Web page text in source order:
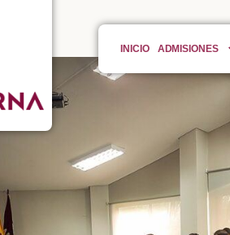
INICIO ADMISIONES